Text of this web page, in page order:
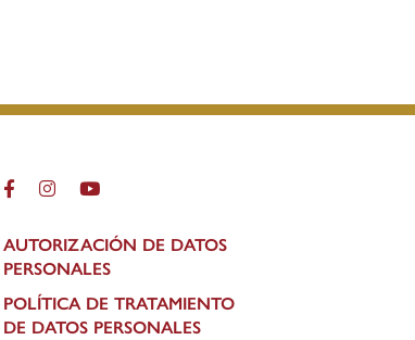
AUTORIZACIÓN DE DATOS
PERSONALES
POLÍTICA DE TRATAMIENTO
DE DATOS PERSONALES